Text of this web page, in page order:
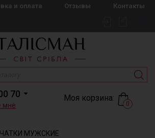
и оплата Отзывы Контакты
70
мне
Моя корзина:
0
МУЖСКИЕ